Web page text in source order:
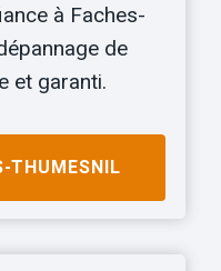
à Faches-
de
et garanti.
THUMESNIL